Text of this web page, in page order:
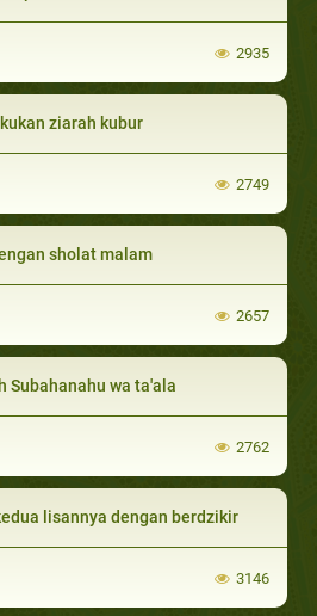
2935
ziarah kubur
2749
sholat malam
2657
Subahanahu wa ta'ala
2762
lisannya dengan berdzikir
3146